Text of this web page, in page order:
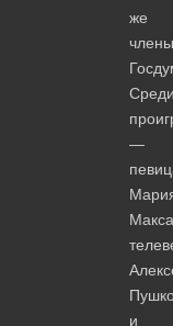
же
члены
—
и